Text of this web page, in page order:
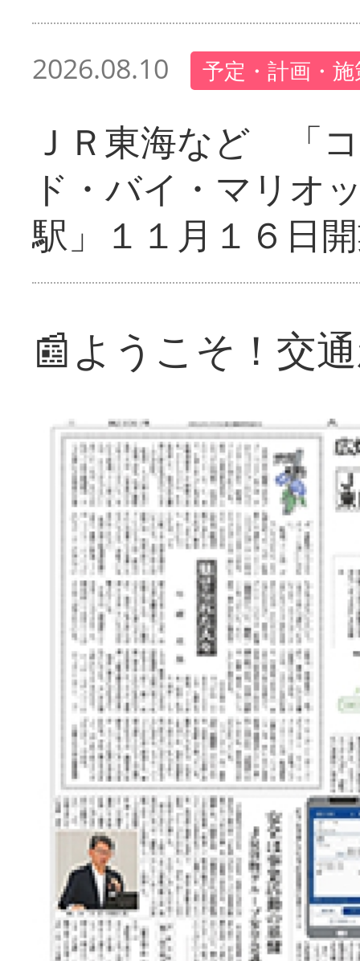
2026.08.10 予定・計画・
ＪＲ東海など 「
ド・バイ・マリオ
駅」１１月１６日
📰ようこそ！交